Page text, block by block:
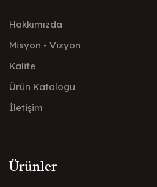
Hakkımızda
Misyon - Vizyon
Kalite
Ürün Katalogu
İletişim
Ürünler